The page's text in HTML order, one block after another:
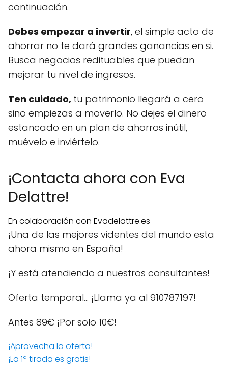
continuación.
Debes empezar a invertir, el simple acto de
ahorrar no te dará grandes ganancias en si.
Busca negocios redituables que puedan
mejorar tu nivel de ingresos.
Ten cuidado, tu patrimonio llegará a cero
sino empiezas a moverlo. No dejes el dinero
estancado en un plan de ahorros inútil,
muévelo e inviértelo.
¡Contacta ahora con Eva
Delattre!
En colaboración con Evadelattre.es
¡Una de las mejores videntes del mundo esta
ahora mismo en España!
¡Y está atendiendo a nuestros consultantes!
Oferta temporal… ¡Llama ya al 910787197!
Antes 89€ ¡Por solo 10€!
¡Aprovecha la oferta!
¡La 1ª tirada es gratis!